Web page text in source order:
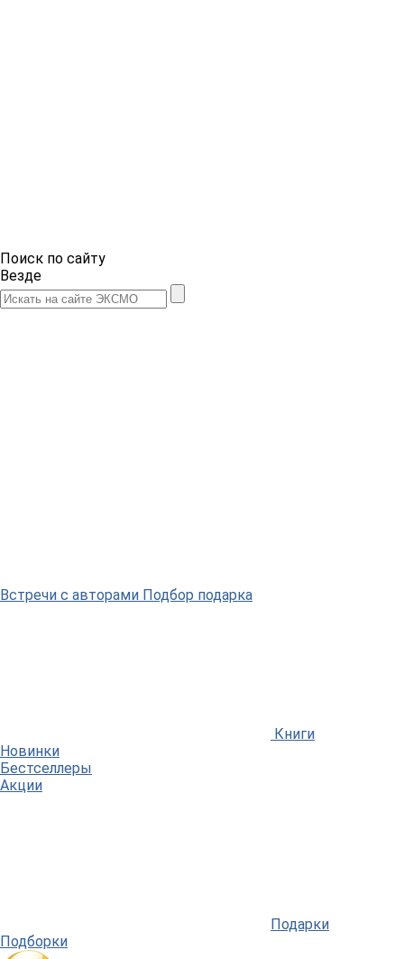
Поиск по сайту
Везде
Встречи с авторами Подбор подарка
Книги
Новинки
Бестселлеры
Акции
Подарки
Подборки